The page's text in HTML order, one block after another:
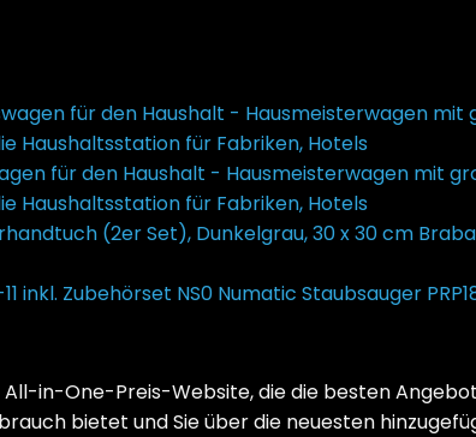
für den Haushalt - Hausmeisterwagen mit
Haushaltsstation für Fabriken, Hotels
Numatic Staubsauger
in-One-Preis-Website, die die besten
bietet und Sie über die neuesten